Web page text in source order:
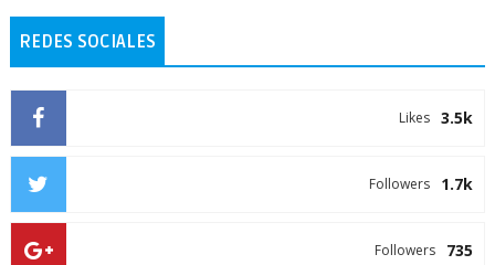
REDES SOCIALES
3.5k
Likes
1.7k
Followers
735
Followers